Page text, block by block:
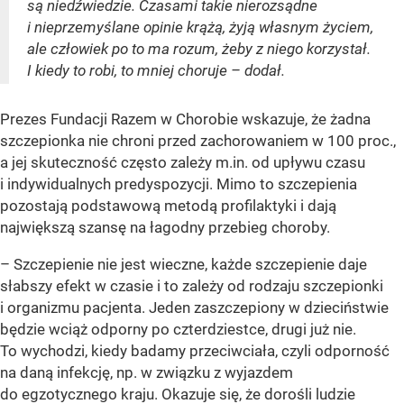
są niedźwiedzie. Czasami takie nierozsądne
i nieprzemyślane opinie krążą, żyją własnym życiem,
ale człowiek po to ma rozum, żeby z niego korzystał.
I kiedy to robi, to mniej choruje – dodał.
Prezes Fundacji Razem w Chorobie wskazuje, że żadna
szczepionka nie chroni przed zachorowaniem w 100 proc.,
a jej skuteczność często zależy m.in. od upływu czasu
i indywidualnych predyspozycji. Mimo to szczepienia
pozostają podstawową metodą profilaktyki i dają
największą szansę na łagodny przebieg choroby.
– Szczepienie nie jest wieczne, każde szczepienie daje
słabszy efekt w czasie i to zależy od rodzaju szczepionki
i organizmu pacjenta. Jeden zaszczepiony w dzieciństwie
będzie wciąż odporny po czterdziestce, drugi już nie.
To wychodzi, kiedy badamy przeciwciała, czyli odporność
na daną infekcję, np. w związku z wyjazdem
do egzotycznego kraju. Okazuje się, że dorośli ludzie